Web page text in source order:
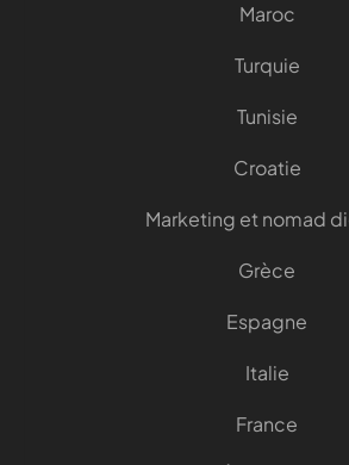
Maroc
Turquie
Tunisie
Croatie
Marketing et nomad
Grèce
Espagne
Italie
France